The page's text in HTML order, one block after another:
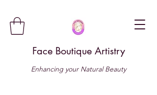
Face Boutique Artistry
Enhancing your Natural Beauty